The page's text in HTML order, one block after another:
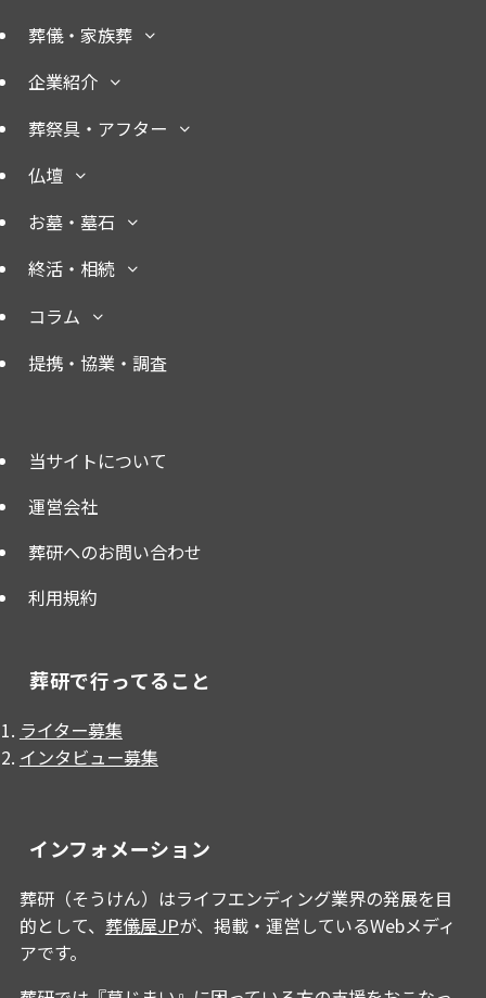
葬儀・家族葬
企業紹介
葬祭具・アフター
仏壇
お墓・墓石
終活・相続
コラム
提携・協業・調査
当サイトについて
運営会社
葬研へのお問い合わせ
利用規約
葬研で行ってること
ライター募集
インタビュー募集
インフォメーション
葬研（そうけん）はライフエンディング業界の発展を目
的として、 葬儀屋JPが、掲載・運営しているWebメディ
アです。